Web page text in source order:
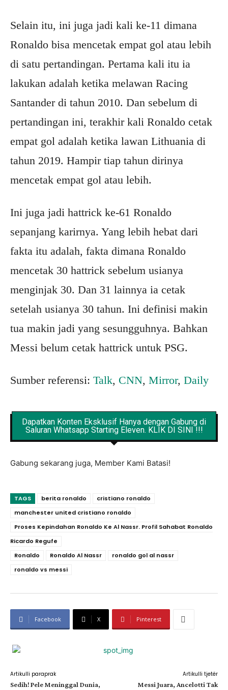
Selain itu, ini juga jadi kali ke-11 dimana
Ronaldo bisa mencetak empat gol atau lebih
di satu pertandingan. Pertama kali itu ia
lakukan adalah ketika melawan Racing
Santander di tahun 2010. Dan sebelum di
pertandingan ini, terakhir kali Ronaldo cetak
empat gol adalah ketika lawan Lithuania di
tahun 2019. Hampir tiap tahun dirinya
mencetak empat gol atau lebih.
Ini juga jadi hattrick ke-61 Ronaldo
sepanjang karirnya. Yang lebih hebat dari
fakta itu adalah, fakta dimana Ronaldo
mencetak 30 hattrick sebelum usianya
menginjak 30. Dan 31 lainnya ia cetak
setelah usianya 30 tahun. Ini definisi makin
tua makin jadi yang sesungguhnya. Bahkan
Messi belum cetak hattrick untuk PSG.
Sumber referensi: Talk, CNN, Mirror, Daily
Dapatkan Konten Eksklusif Hanya dengan Gabung di
Saluran Whatsapp Starting Eleven. KLIK DI SINI !!!
Gabung sekarang juga, Member Kami Batasi!
TAGS berita ronaldo
cristiano ronaldo
manchester united cristiano ronaldo
Proses Kepindahan Ronaldo Ke Al Nassr. Profil Sahabat Ronaldo
Ricardo Regufe
Ronaldo
Ronaldo Al Nassr
ronaldo gol al nassr
ronaldo vs messi
Facebook X Pinterest
Artikulli paraprak
Sedih! Pele Meninggal Dunia,
Artikulli tjetër
Messi Juara, Ancelotti Tak